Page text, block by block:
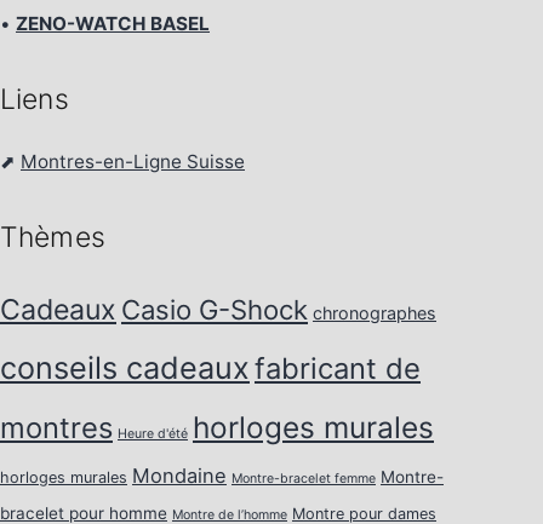
• ZENO-WATCH BASEL
Liens
⬈ Montres-en-Ligne Suisse
Thèmes
Cadeaux Casio G-Shock chronographes
conseils cadeauxfabricant de
montres Heure d'été horloges murales
horloges murales Mondaine Montre-bracelet femme Montre-
bracelet pour homme Montre de l’homme Montre pour dames